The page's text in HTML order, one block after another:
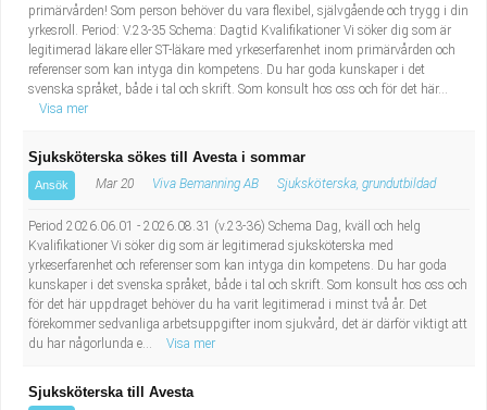
Kultur, media, design
Militärt arbete
Naturbruk
Naturvetenskapligt arbete
Pedagogiskt arbete
Sanering och renhållning
Socialt arbete
Säkerhetsarbete
Tidningsbud/Tidningsdistributör
Lärare i fritidshem/Fritidspedagog
Taxiförare/Taxichaufför
Läkarsekreterare/Vårdadmin/Medicinsk
sekreterare
Lastbilsförare m.fl.
Fastighetsskötare
Informatör/Kommunikatör
primärvården! Som person behöver du vara flexibel, självgående och trygg i din
yrkesroll. Period: V.23-35 Schema: Dagtid Kvalifikationer Vi söker dig som är
legitimerad läkare eller ST-läkare med yrkeserfarenhet inom primärvården och
referenser som kan intyga din kompetens. Du har goda kunskaper i det
svenska språket, både i tal och skrift. Som konsult hos oss och för det här...
Visa mer
Sjuksköterska sökes till Avesta i sommar
Ansök Mar 20 Viva Bemanning AB Sjuksköterska, grundutbildad
Period 2026.06.01 - 2026.08.31 (v.23-36) Schema Dag, kväll och helg
Kvalifikationer Vi söker dig som är legitimerad sjuksköterska med
yrkeserfarenhet och referenser som kan intyga din kompetens. Du har goda
kunskaper i det svenska språket, både i tal och skrift. Som konsult hos oss och
för det här uppdraget behöver du ha varit legitimerad i minst två år. Det
förekommer sedvanliga arbetsuppgifter inom sjukvård, det är därför viktigt att
du har någorlunda e...
Visa mer
Sjuksköterska till Avesta